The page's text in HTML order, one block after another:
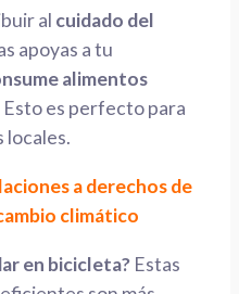
al cuidado del
apoyas a tu
alimentos
es perfecto para
locales.
a derechos de
climático
en bicicleta? Estas